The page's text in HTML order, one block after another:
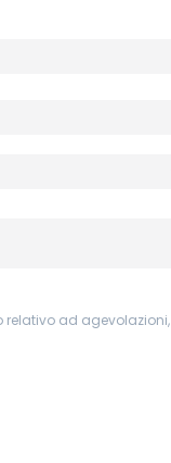
relativo ad agevolazioni,